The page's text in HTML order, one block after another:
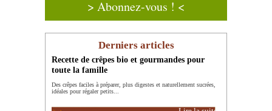
> Abonnez-vous ! <
Derniers articles
Recette de crêpes bio et gourmandes pour
toute la famille
Des crêpes faciles à préparer, plus digestes et naturellement sucrées,
idéales pour régaler petits...